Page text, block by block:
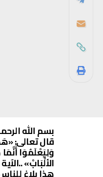
بسم الله
قال تعالى:
وَلِيَعْلَمُوَا
الألْبَابْ» ..الآية
هذا بلاغ